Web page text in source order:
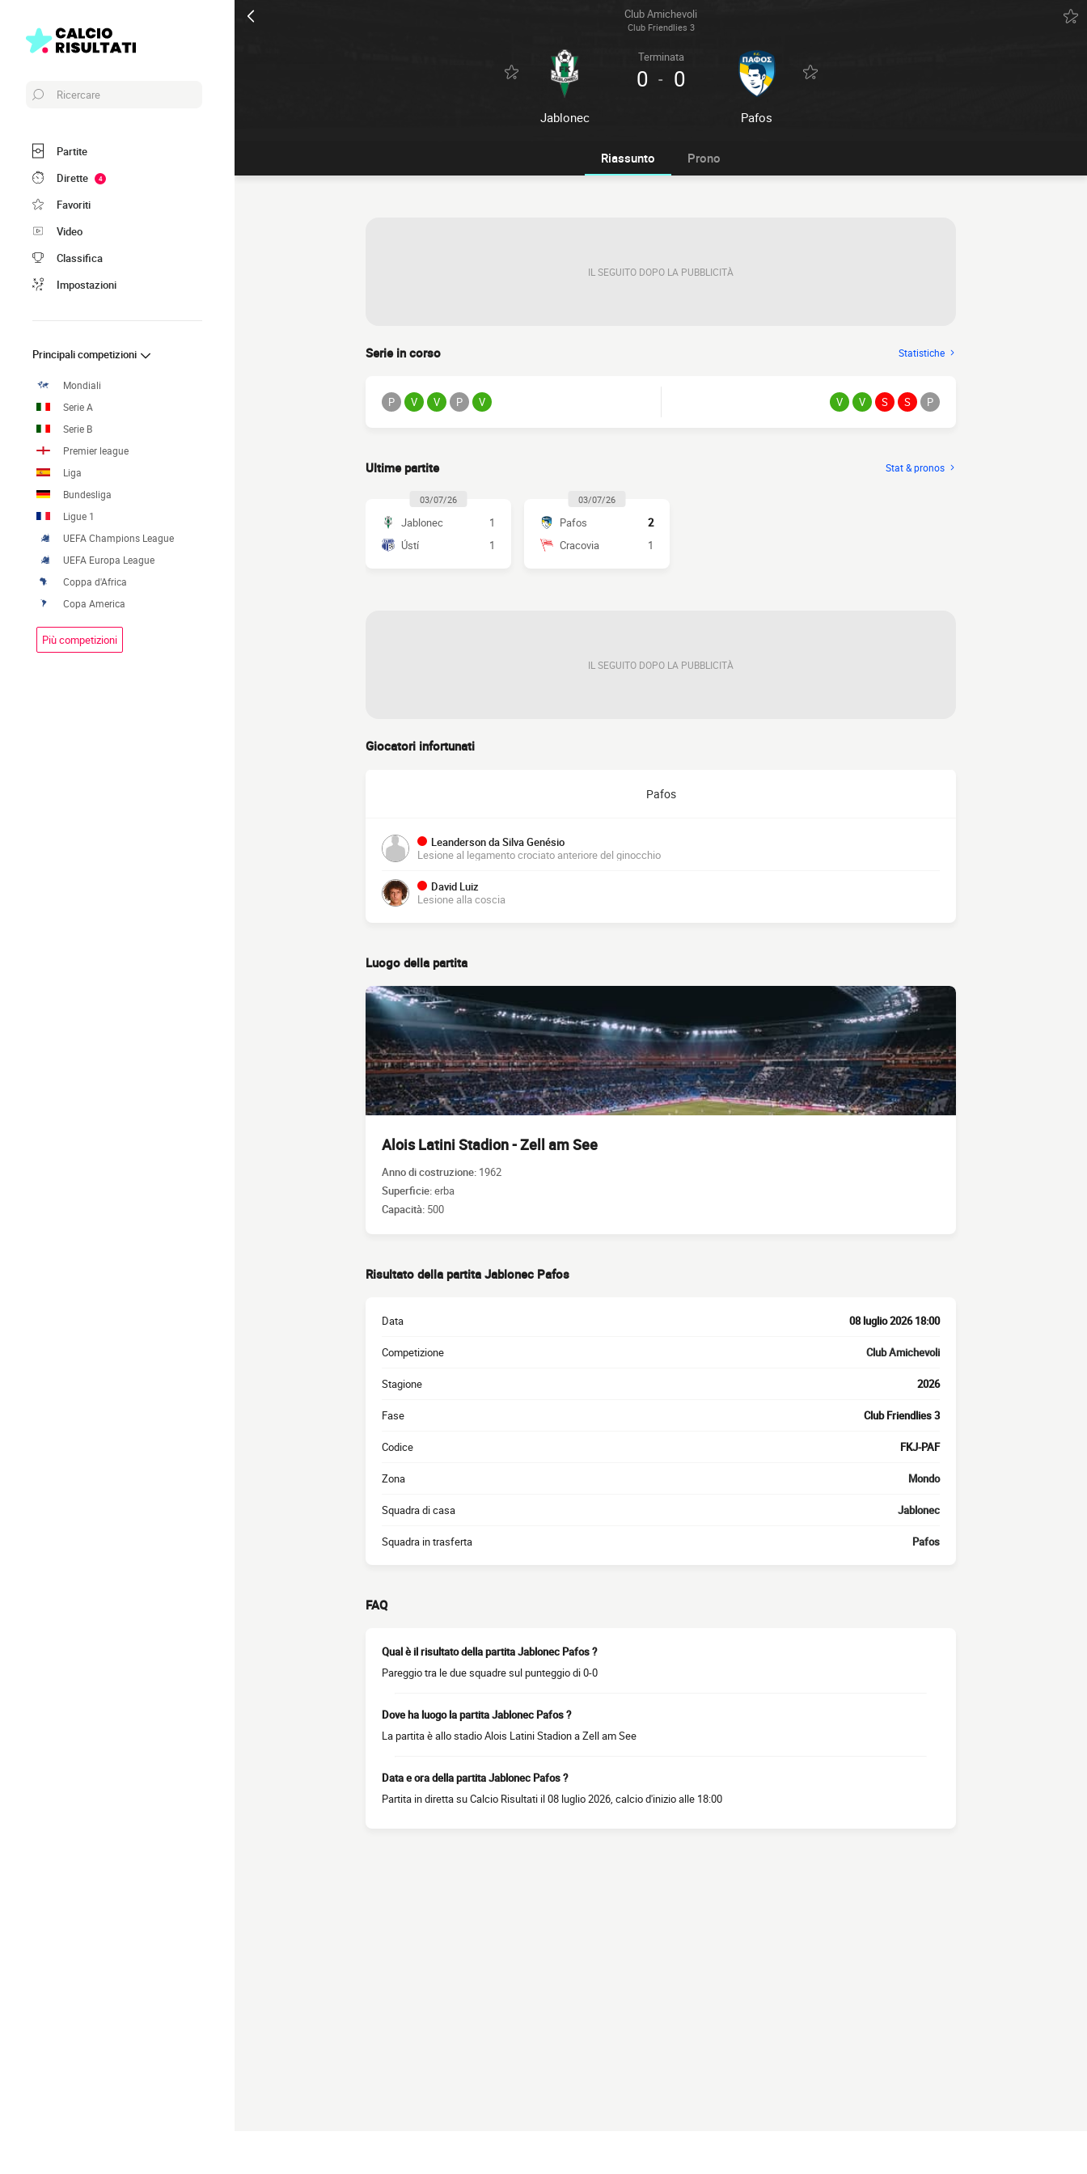
Club Amichevoli
Club Friendlies 3
Jablonec
Terminata
0 - 0
Pafos
Ricercare
Partite
Dirette
4
Favoriti
Video
Classifica
Impostazioni
Principali competizioni
Mondiali
Serie A
Serie B
Premier league
Liga
Bundesliga
Ligue 1
UEFA Champions League
UEFA Europa League
Coppa d'Africa
Copa America
Più competizioni
Riassunto Prono
IL SEGUITO DOPO LA PUBBLICITÀ
Serie in corso Statistiche
P V V P V V V S S P
Ultime partite Stat & pronos
03/07/26
Jablonec
1
Ústí
1
03/07/26
Pafos
2
Cracovia
1
IL SEGUITO DOPO LA PUBBLICITÀ
Giocatori infortunati
Pafos
Leanderson da Silva Genésio
Lesione al legamento crociato anteriore del ginocchio
David Luiz
Lesione alla coscia
Luogo della partita
Alois Latini Stadion - Zell am See
Anno di costruzione: 1962
Superficie:erba
Capacità: 500
Risultato della partita Jablonec Pafos
Data 08 luglio 2026 18:00
Competizione Club Amichevoli
Stagione 2026
Fase Club Friendlies 3
Codice FKJ-PAF
Zona Mondo
Squadra di casa Jablonec
Squadra in trasferta Pafos
FAQ
Qual è il risultato della partita Jablonec Pafos ?
Pareggio tra le due squadre sul punteggio di 0-0
Dove ha luogo la partita Jablonec Pafos ?
La partita è allo stadio Alois Latini Stadion a Zell am See
Data e ora della partita Jablonec Pafos ?
Partita in diretta su Calcio Risultati il 08 luglio 2026, calcio d'inizio alle 18:00